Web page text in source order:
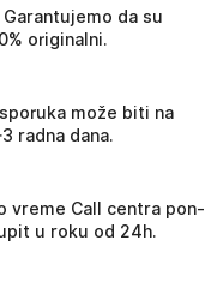
da su
originalni.
može biti na
radna dana.
vreme Call centra pon-
u roku od 24h.